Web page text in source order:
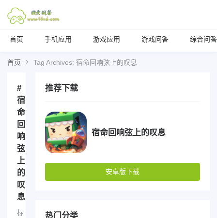
首页 手机应用 游戏应用 游戏问答 综合问答
首页 Tag Archives: 宿命回响弦上的叹息
#
宿
命
回
响
弦
上
的
叹
息
标
推荐下载
宿命回响弦上的叹息
安卓版下载
热门分类